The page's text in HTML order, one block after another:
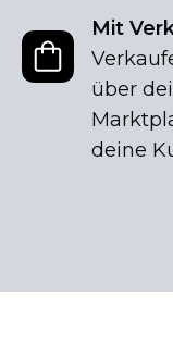
Mit
über
deine